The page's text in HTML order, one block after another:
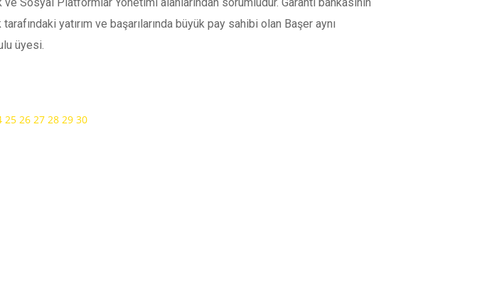
yatırım ve başarılarında büyük pay sahibi olan Başer aynı
üyesi.
25 26 27 28 29 30